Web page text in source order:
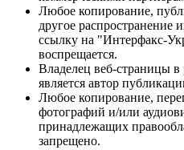
Любое копирование,
другое распространение
ссылку на "Интерфакс-
воспрещается.
Владелец веб-страницы в
является автор
Любое копирование,
фотографий и/или
принадлежащих
запрещено.